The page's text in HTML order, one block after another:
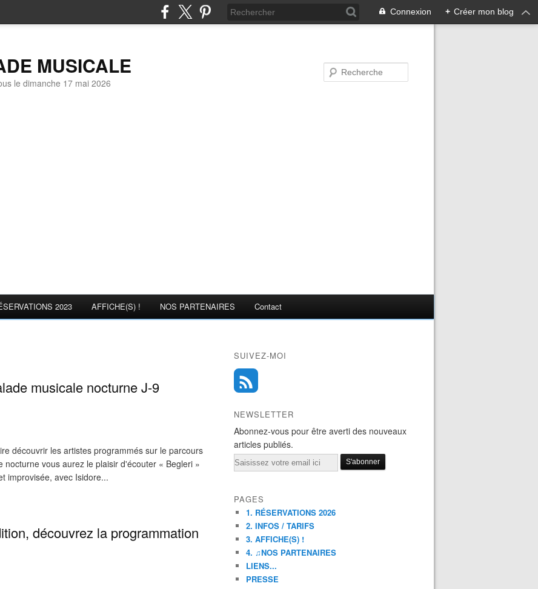
Connexion + Créer mon blog
MUSICALE
le dimanche 17 mai 2026
2023 AFFICHE(S) ! NOS PARTENAIRES Contact
musicale nocturne J-9
découvrir les artistes programmés sur le parcours
vous aurez le plaisir d'écouter « Begleri »
improvisée, avec Isidore...
découvrez la programmation
SUIVEZ-MOI
NEWSLETTER
Abonnez-vous pour être averti des nouveaux
articles publiés.
Email
PAGES
1. RÉSERVATIONS 2026
2. INFOS / TARIFS
3. AFFICHE(S) !
4. ♫NOS PARTENAIRES
LIENS...
PRESSE